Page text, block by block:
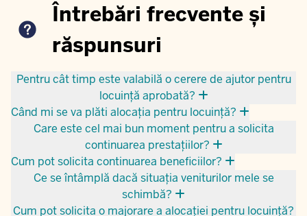
Întrebări frecvente și
răspunsuri
Pentru cât timp este valabilă o cerere de ajutor pentru
locuință aprobată?
Când mi se va plăti alocația pentru locuință?
Care este cel mai bun moment pentru a solicita
continuarea prestațiilor?
Cum pot solicita continuarea beneficiilor?
Ce se întâmplă dacă situația veniturilor mele se
schimbă?
Cum pot solicita o majorare a alocației pentru locuință?